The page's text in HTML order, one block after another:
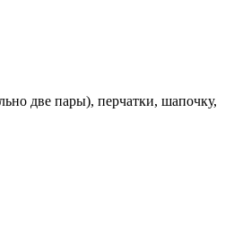
две пары), перчатки, шапочку,